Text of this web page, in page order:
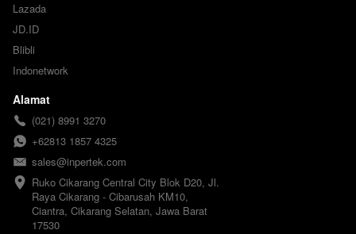
Lazada
JD.ID
Blibli
Indonetwork
Alamat
(021) 8991 3270
+62813 1857 4325
sales@inpertek.com
Ruko Cikarang Central City Blok D20, Jl.
Raya Cikarang - Cibarusah KM10,
Ciantra, Cikarang Selatan, Jawa Barat
17530